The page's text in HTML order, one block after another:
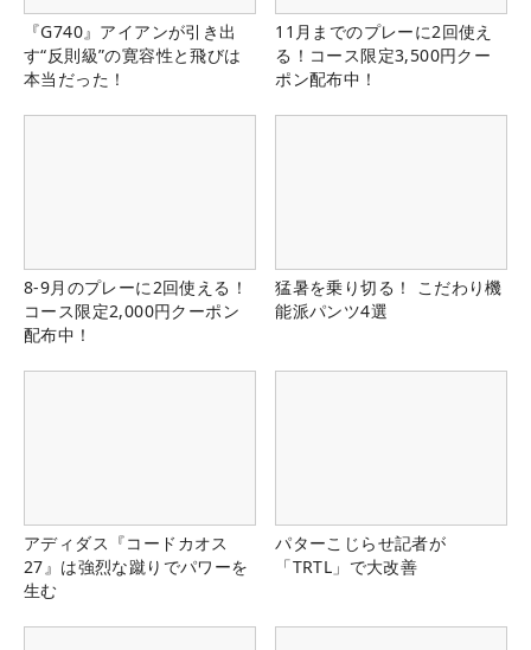
『G740』アイアンが引き出
す“反則級”の寛容性と飛びは
本当だった！
11月までのプレーに2回使え
る！コース限定3,500円クー
ポン配布中！
8-9月のプレーに2回使える！
コース限定2,000円クーポン
配布中！
猛暑を乗り切る！ こだわり機
能派パンツ4選
アディダス『コードカオス
27』は強烈な蹴りでパワーを
生む
パターこじらせ記者が
「TRTL」で大改善